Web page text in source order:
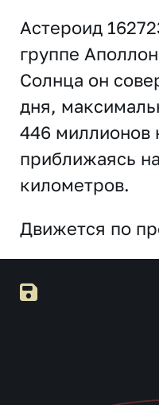
Астероид
группе
Солнца он
дня,
446 миллионов
приближаясь
километров.
Движется по